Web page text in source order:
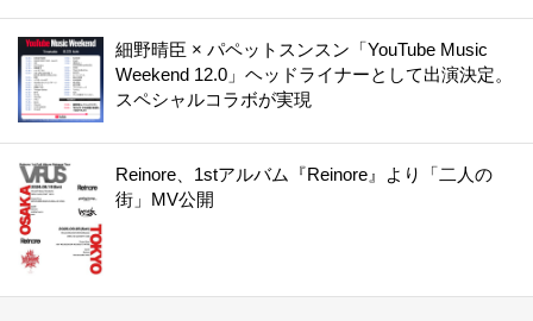
細野晴臣 × パペットスンスン「YouTube Music
Weekend 12.0」ヘッドライナーとして出演決定。
スペシャルコラボが実現
Reinore、1stアルバム『Reinore』より「二人の
街」MV公開